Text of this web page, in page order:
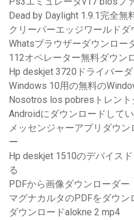
Dead by Daylight 1.9.1完全無
クリーパーエッジワールドダ
Whatsブラウザーダウンロー
112オペレーター無料ダウン
Hp deskjet 3720ドライバー
Windows 10用の無料の
Nosotros los pobresトレント
Androidにダウンロードして
メッセンジャーアプリダウ
ー
Hp deskjet 1510のデバイス
る
PDFから画像ダウンローダー
マグナカルタのPDFをダウン
ダウンロードalokne 2 mp4